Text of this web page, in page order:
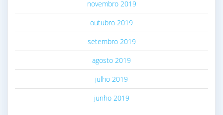
novembro 2019
outubro 2019
setembro 2019
agosto 2019
julho 2019
junho 2019